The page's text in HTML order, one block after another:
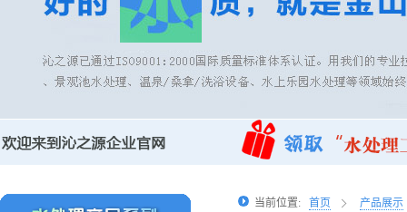
当前位置: 首页 产品展示